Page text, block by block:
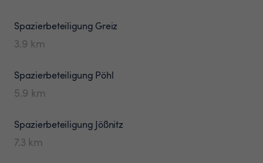
Spazierbeteiligung Greiz
3.9 km
Spazierbeteiligung Pöhl
5.9 km
Spazierbeteiligung Jößnitz
7.3 km